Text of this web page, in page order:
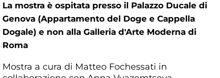
La mostra è ospitata presso il Palazzo Ducale di
Genova (Appartamento del Doge e Cappella
Dogale) e non alla Galleria d'Arte Moderna di
Roma
Mostra a cura di Matteo Fochessati in